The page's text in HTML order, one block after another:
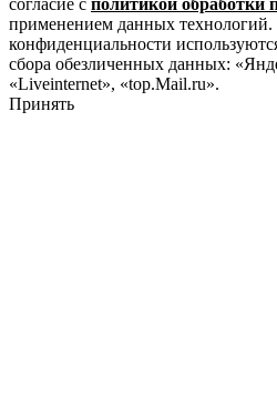
согласие с политикой обработки
применением данных
конфиденциальности
сбора обезличенных данных:
«Liveinternet», «top.Mail.ru».
Принять